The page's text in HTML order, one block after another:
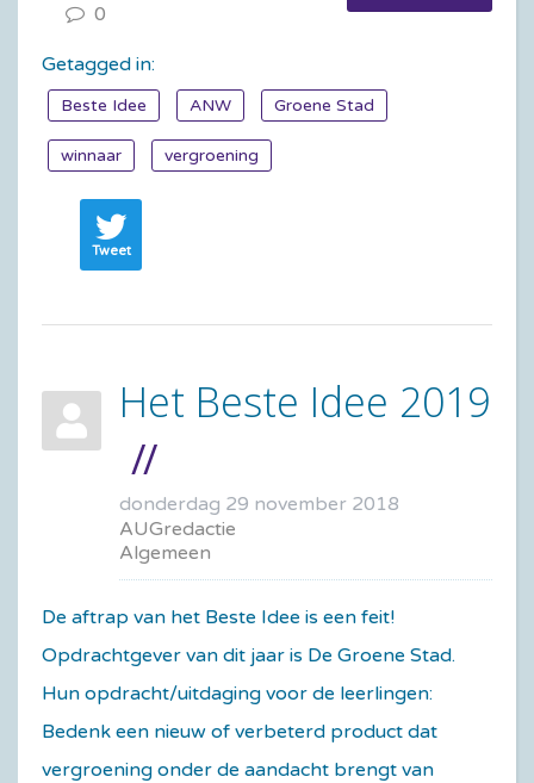
0
Getagged in:
Beste Idee ANW Groene Stad
winnaar vergroening
Tweet
Het Beste Idee 2019
donderdag 29 november 2018
AUGredactie
Algemeen
De aftrap van het Beste Idee is een feit!
Opdrachtgever van dit jaar is De Groene Stad.
Hun opdracht/uitdaging voor de leerlingen:
Bedenk een nieuw of verbeterd product dat
vergroening onder de aandacht brengt van